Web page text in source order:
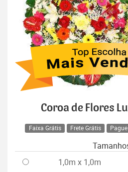
Coroa de Flores
Faixa Grátis Frete Grátis
1,0m x 1,0m